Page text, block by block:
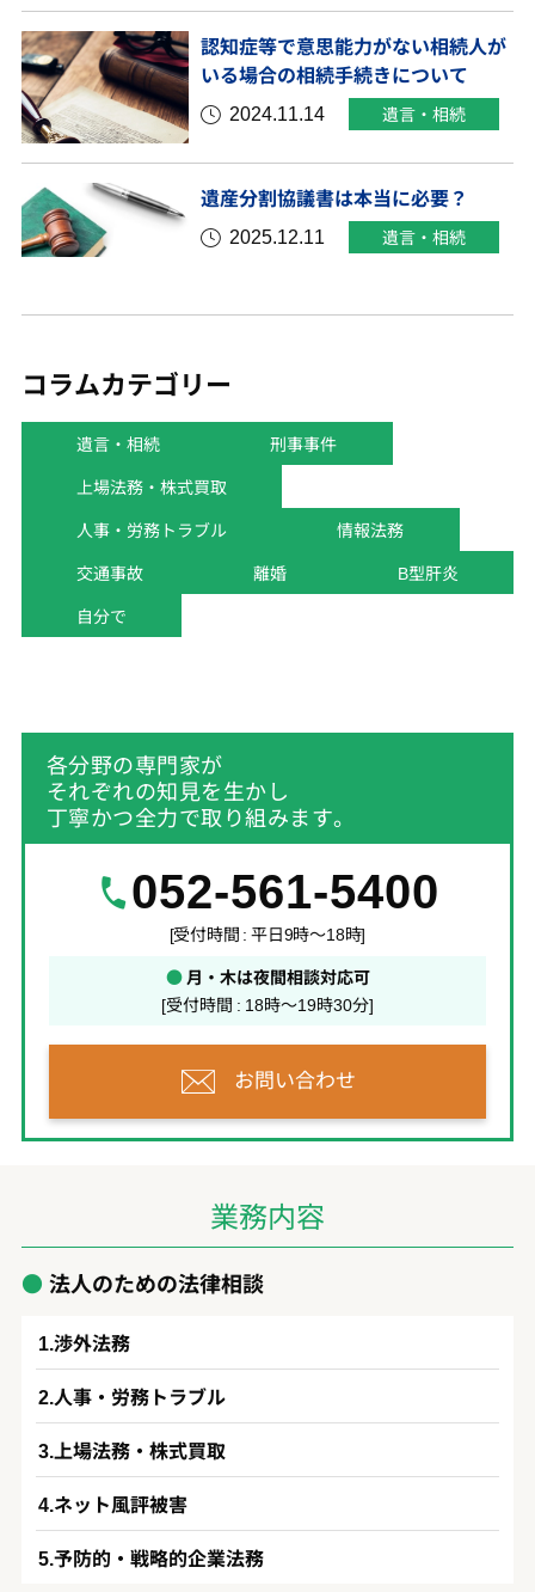
認知症等で意思能力がない相続人が
いる場合の相続手続きについて
2024.11.14
遺言・相続
遺産分割協議書は本当に必要？
2025.12.11
遺言・相続
コラムカテゴリー
遺言・相続
刑事事件
上場法務・株式買取
人事・労務トラブル
情報法務
交通事故
離婚
B型肝炎
自分で
各分野の専門家が
それぞれの知見を生かし
丁寧かつ全力で取り組みます。
052-561-5400
[受付時間 : 平日9時～18時]
●月・木は夜間相談対応可
[受付時間 : 18時～19時30分]
お問い合わせ
業務内容
法人のための法律相談
渉外法務
人事・労務トラブル
上場法務・株式買取
ネット風評被害
予防的・戦略的企業法務